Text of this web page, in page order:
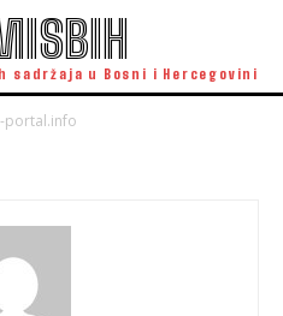
sadržaja u Bosni i Hercegovini
portal.info